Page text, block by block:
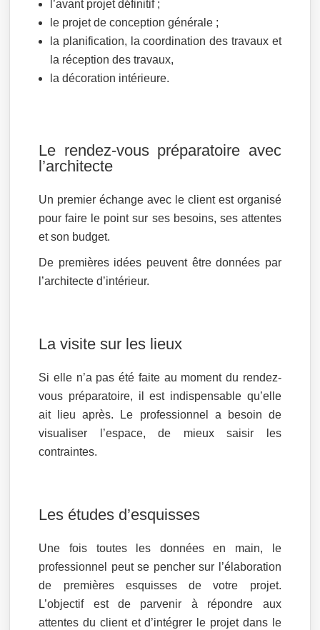
l’avant projet définitif ;
le projet de conception générale ;
la planification, la coordination des travaux et
la réception des travaux,
la décoration intérieure.
Le rendez-vous préparatoire avec
l’architecte
Un premier échange avec le client est organisé
pour faire le point sur ses besoins, ses attentes
et son budget.
De premières idées peuvent être données par
l’architecte d’intérieur.
La visite sur les lieux
Si elle n’a pas été faite au moment du rendez-
vous préparatoire, il est indispensable qu’elle
ait lieu après. Le professionnel a besoin de
visualiser l’espace, de mieux saisir les
contraintes.
Les études d’esquisses
Une fois toutes les données en main, le
professionnel peut se pencher sur l’élaboration
de premières esquisses de votre projet.
L’objectif est de parvenir à répondre aux
attentes du client et d’intégrer le projet dans le